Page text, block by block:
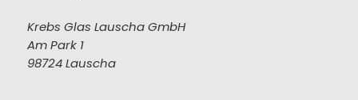
Krebs Glas Lauscha GmbH
Am Park 1
98724 Lauscha